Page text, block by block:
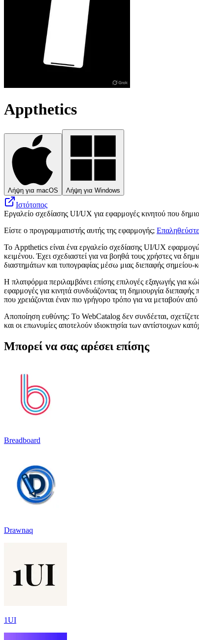
Appthetics
Λήψη για macOS Λήψη για Windows
Ιστότοπος
Εργαλείο σχεδίασης UI/UX για εφαρμογές κινητού που
Είστε ο προγραμματιστής αυτής της εφαρμογής;
Το Appthetics είναι ένα εργαλείο σχεδίασης UI/UX
κειμένου. Έχει σχεδιαστεί για να βοηθά τους χρήστες να
διαστημάτων και τυπογραφίας μέσω μιας διεπαφής σημείου-
Η πλατφόρμα περιλαμβάνει επίσης επιλογές εξαγωγής για
εφαρμογές για κινητά συνδυάζοντας τη δημιουργία
που χρειάζονται έναν πιο γρήγορο τρόπο για να μεταβούν
Αποποίηση ευθύνης: Το WebCatalog δεν συνδέεται,
και οι επωνυμίες αποτελούν ιδιοκτησία των αντίστοιχων
Μπορεί να σας αρέσει επίσης
Breadboard
Drawnaq
1UI